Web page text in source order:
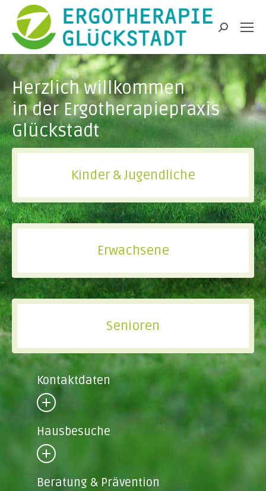
Search:
Herzlich willkommen
in der Ergotherapiepraxis
Glückstadt
Kinder & Jugendliche
Erwachsene
Senioren
Kontaktdaten
Hausbesuche
Beratung & Prävention